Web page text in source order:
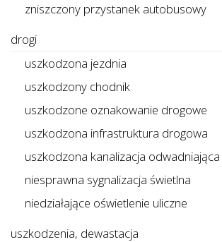
zniszczony przystanek autobusowy
drogi
uszkodzona jezdnia
uszkodzony chodnik
uszkodzone oznakowanie drogowe
uszkodzona infrastruktura drogowa
uszkodzona kanalizacja odwadniająca
niesprawna sygnalizacja świetlna
niedziałające oświetlenie uliczne
uszkodzenia, dewastacja